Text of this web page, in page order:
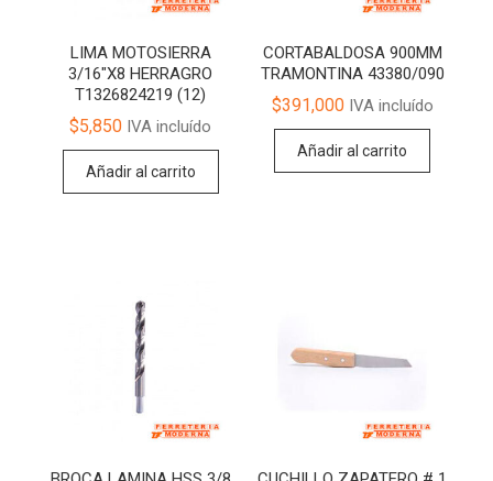
LIMA MOTOSIERRA
3/16″X8 HERRAGRO
T1326824219 (12)
$5,850 IVA incluído
Añadir al carrito
CORTABALDOSA 900MM
TRAMONTINA 43380/090
$391,000IVA incluído
Añadir al carrito